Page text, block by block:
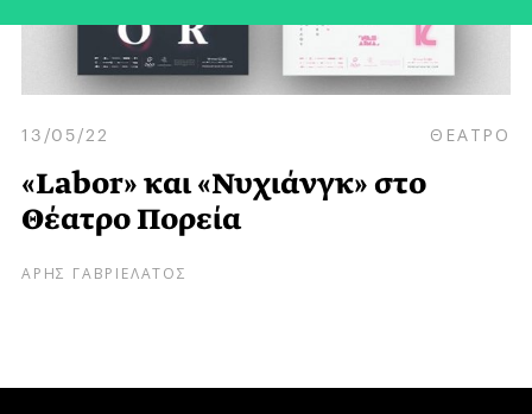
13/05/22 ΘΕΑΤΡΟ
«Labor» και «Νυχιάνγκ» στο
Θέατρο Πορεία
ΑΡΗΣ ΓΑΒΡΙΕΛΑΤΟΣ